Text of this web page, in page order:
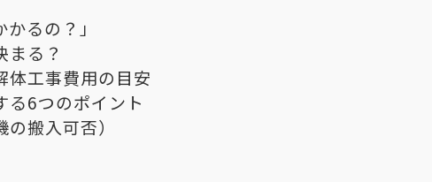
るの？」
まる？
体工事費用の目安
る6つのポイント
搬入可否）